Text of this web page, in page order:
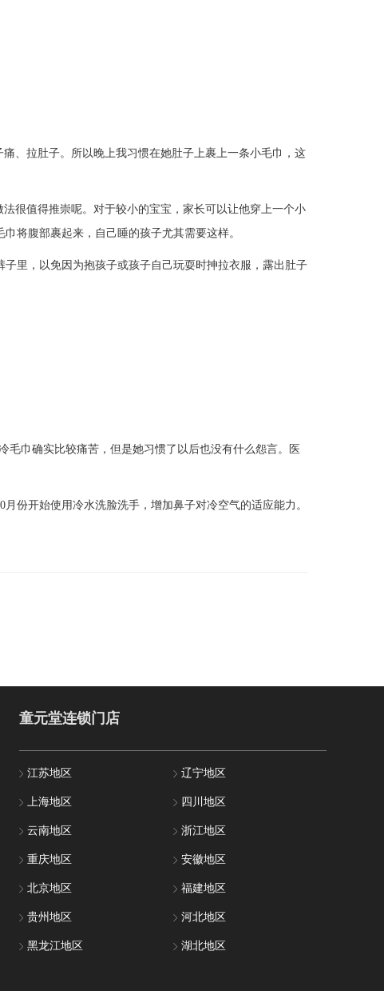
、拉肚子。所以晚上我习惯在她肚子上裹上一条小毛巾，这
很值得推崇呢。对于较小的宝宝，家长可以让他穿上一个小
将腹部裹起来，自己睡的孩子尤其需要这样。
里，以免因为抱孩子或孩子自己玩耍时抻拉衣服，露出肚子
巾确实比较痛苦，但是她习惯了以后也没有什么怨言。医
份开始使用冷水洗脸洗手，增加鼻子对冷空气的适应能力。
童元堂连锁门店
江苏地区 辽宁地区
上海地区 四川地区
云南地区 浙江地区
重庆地区 安徽地区
北京地区 福建地区
贵州地区 河北地区
黑龙江地区 湖北地区